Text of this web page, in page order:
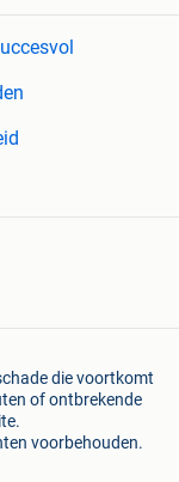
die voortkomt
of ontbrekende
voorbehouden.